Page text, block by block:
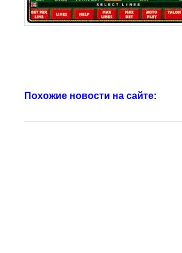
Похожие новости на сайте: